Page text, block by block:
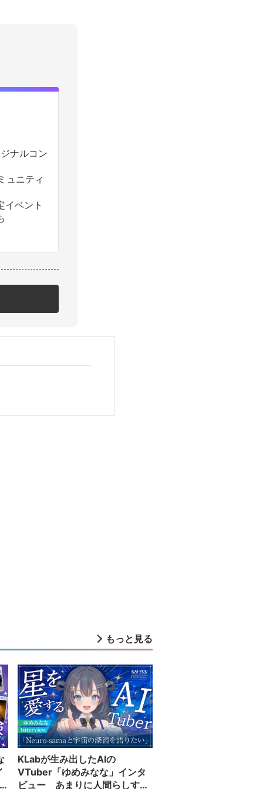
ナルコン
ュニティ
イベント
もっと見る
KLabが生み出したAIの
VTuber「ゆめみなな」インタ
ビュー あまりに人間らしすぎ